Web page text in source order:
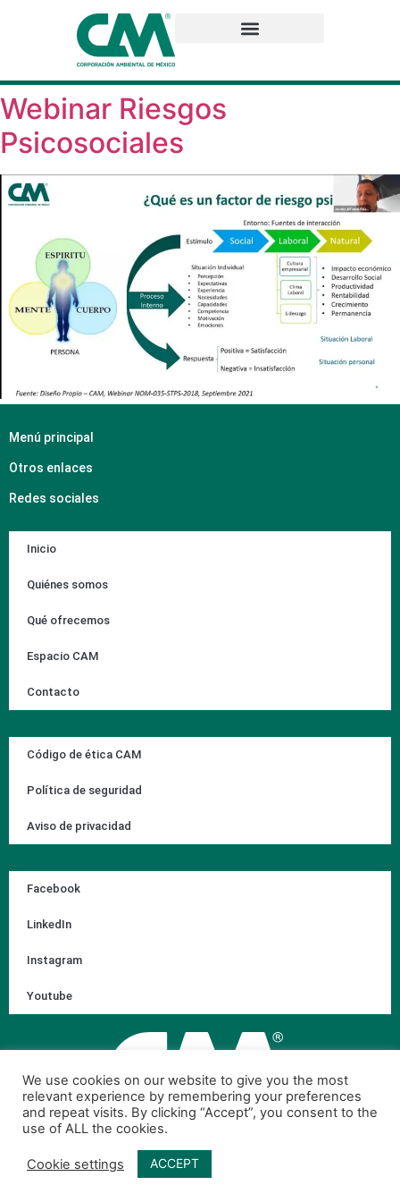
Webinar Riesgos
Psicosociales
Menú principal
Otros enlaces
Redes sociales
Inicio
Quiénes somos
Qué ofrecemos
Espacio CAM
Contacto
Código de ética CAM
Política de seguridad
Aviso de privacidad
Facebook
LinkedIn
Instagram
Youtube
© 2026 Corporación Ambiental de México
We use cookies on our website to give you the most
relevant experience by remembering your preferences
and repeat visits. By clicking “Accept”, you consent to the
use of ALL the cookies.
Cookie settings ACCEPT